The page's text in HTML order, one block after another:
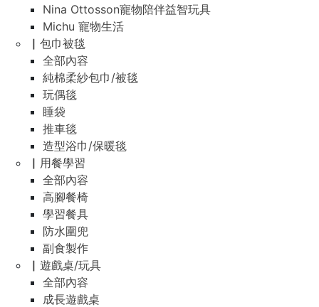
Nina Ottosson寵物陪伴益智玩具
Michu 寵物生活
▏包巾被毯
全部內容
純棉柔紗包巾/被毯
玩偶毯
睡袋
推車毯
造型浴巾/保暖毯
▏用餐學習
全部內容
高腳餐椅
學習餐具
防水圍兜
副食製作
▏遊戲桌/玩具
全部內容
成長遊戲桌